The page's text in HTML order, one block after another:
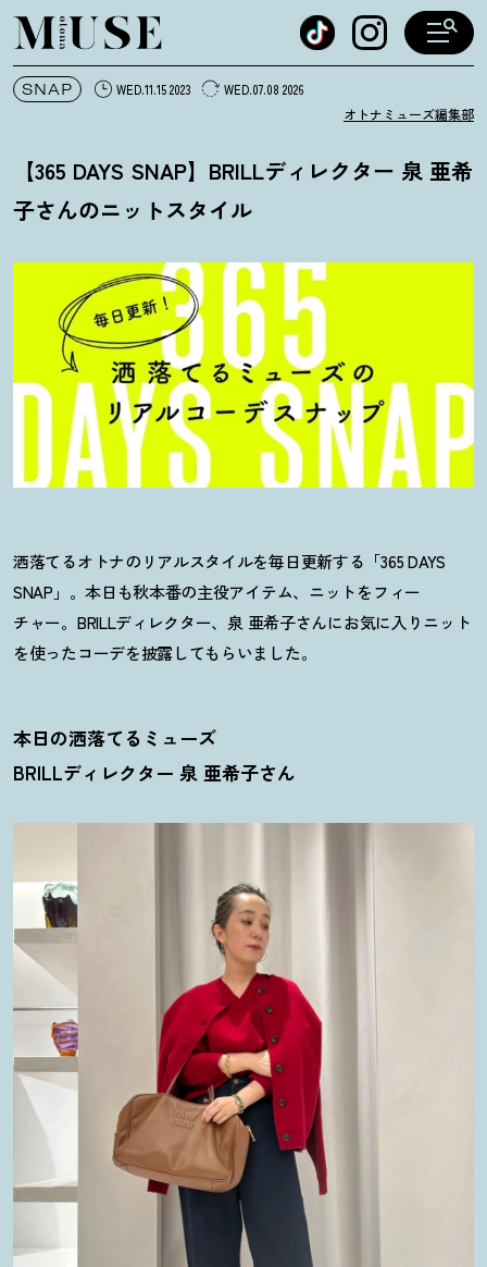
オトナミューズ ウェブ
SNAP WED.11.15 2023 WED.07.08 2026
オトナミューズ編集部
【365 DAYS SNAP】BRILLディレクター 泉 亜希
子さんのニットスタイル
洒落てるオトナのリアルスタイルを毎日更新する「365 DAYS
SNAP」。本日も秋本番の主役アイテム、ニットをフィー
チャー。BRILLディレクター、泉 亜希子さんにお気に入りニット
を使ったコーデを披露してもらいました。
本日の洒落てるミューズ
BRILLディレクター 泉 亜希子さん